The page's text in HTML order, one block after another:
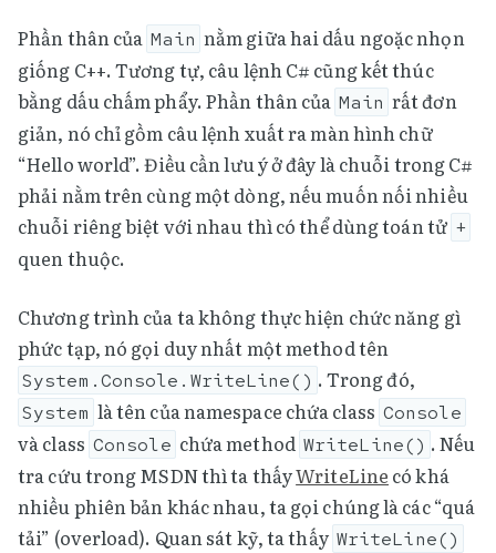
Phần thân của Main nằm giữa hai dấu ngoặc nhọn
giống C++. Tương tự, câu lệnh C# cũng kết thúc
bằng dấu chấm phẩy. Phần thân của Main rất đơn
giản, nó chỉ gồm câu lệnh xuất ra màn hình chữ
“Hello world”. Điều cần lưu ý ở đây là chuỗi trong C#
phải nằm trên cùng một dòng, nếu muốn nối nhiều
chuỗi riêng biệt với nhau thì có thể dùng toán tử +
quen thuộc.
Chương trình của ta không thực hiện chức năng gì
phức tạp, nó gọi duy nhất một method tên
System.Console.WriteLine() . Trong đó,
System là tên của namespace chứa class Console
và class Console chứa method WriteLine() . Nếu
tra cứu trong MSDN thì ta thấyWriteLine có khá
nhiều phiên bản khác nhau, ta gọi chúng là các “quá
tải” (overload). Quan sát kỹ, ta thấy WriteLine()